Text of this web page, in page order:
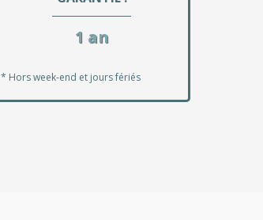
1 an
* Hors week-end et jours fériés